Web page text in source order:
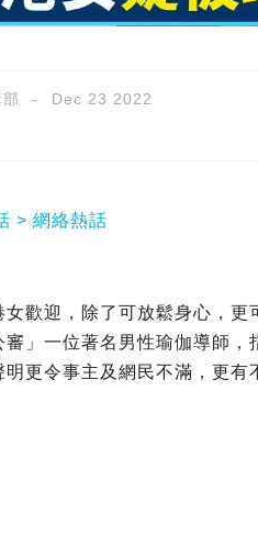
Dec 23 2022
網絡熱話
女歡迎，除了可放鬆身心，
審」一位著名男性瑜伽導師
更令事主及網民不滿，更有